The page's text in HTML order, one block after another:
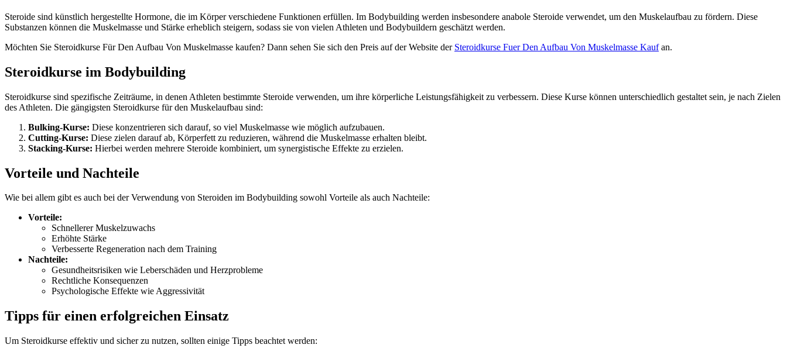
Steroide sind künstlich hergestellte Hormone, die im Körper verschiedene Funktionen erfüllen. Im Bodybuilding werden insbesondere anabole Steroide verwendet, um den Muskelaufbau zu fördern. Diese
Substanzen können die Muskelmasse und Stärke erheblich steigern, sodass sie von vielen Athleten und Bodybuildern geschätzt werden.
Möchten Sie Steroidkurse Für Den Aufbau Von Muskelmasse kaufen? Dann sehen Sie sich den Preis auf der Website der Steroidkurse Fuer Den Aufbau Von Muskelmasse Kaufan.
Steroidkurse im Bodybuilding
Steroidkurse sind spezifische Zeiträume, in denen Athleten bestimmte Steroide verwenden, um ihre körperliche Leistungsfähigkeit zu verbessern. Diese Kurse können unterschiedlich gestaltet sein, je nach Zielen
des Athleten. Die gängigsten Steroidkurse für den Muskelaufbau sind:
Bulking-Kurse: Diese konzentrieren sich darauf, so viel Muskelmasse wie möglich aufzubauen.
Cutting-Kurse: Diese zielen darauf ab, Körperfett zu reduzieren, während die Muskelmasse erhalten bleibt.
Stacking-Kurse: Hierbei werden mehrere Steroide kombiniert, um synergistische Effekte zu erzielen.
Vorteile und Nachteile
Wie bei allem gibt es auch bei der Verwendung von Steroiden im Bodybuilding sowohl Vorteile als auch Nachteile:
Vorteile:
Schnellerer Muskelzuwachs
Erhöhte Stärke
Verbesserte Regeneration nach dem Training
Nachteile:
Gesundheitsrisiken wie Leberschäden und Herzprobleme
Rechtliche Konsequenzen
Psychologische Effekte wie Aggressivität
Tipps für einen erfolgreichen Einsatz
Um Steroidkurse effektiv und sicher zu nutzen, sollten einige Tipps beachtet werden: